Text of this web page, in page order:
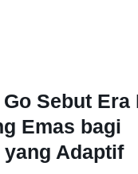
Sebut Era
Emas bagi
Adaptif